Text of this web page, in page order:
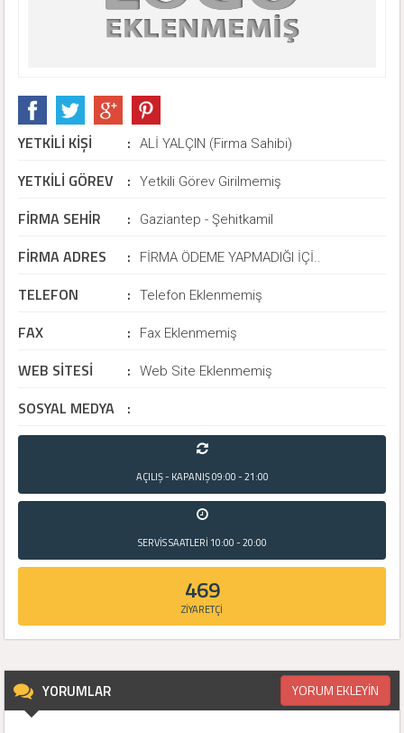
YETKİLİ KİŞİ : ALİ YALÇIN (Firma Sahibi)
YETKİLİ GÖREV : Yetkili Görev Girilmemiş
FİRMA SEHİR : Gaziantep - Şehitkamil
FİRMA ADRES : FİRMA ÖDEME YAPMADIĞI İÇİ..
TELEFON : Telefon Eklenmemiş
FAX : Fax Eklenmemiş
WEB SİTESİ : Web Site Eklenmemiş
SOSYAL MEDYA :
AÇILIŞ - KAPANIŞ09:00 - 21:00
SERVİS SAATLERİ 10:00 - 20:00
469
ZİYARETÇİ
YORUMLAR YORUM EKLEYİN